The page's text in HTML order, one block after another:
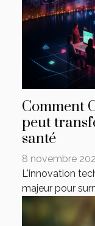
Comment
peut
santé
8 novembre
L'innovation
majeur pour